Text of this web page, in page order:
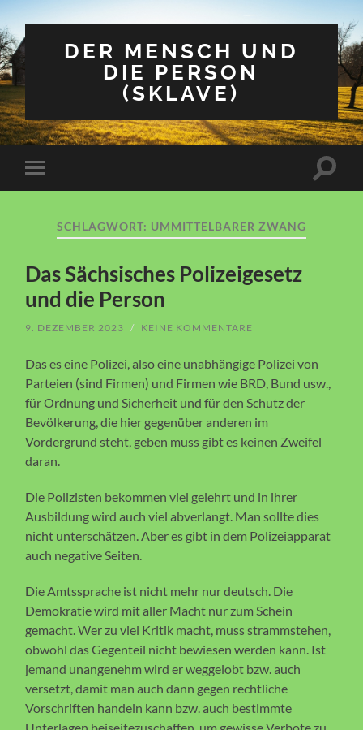
DER MENSCH UND
DIE PERSON
(SKLAVE)
Mobile-
Menü
SCHLAGWORT: UMMITTELBARER ZWANG
Das Sächsisches Polizeigesetz
und die Person
9. DEZEMBER 2023 / KEINE KOMMENTARE
Das es eine Polizei, also eine unabhängige Polizei von
Parteien (sind Firmen) und Firmen wie BRD, Bund usw.,
für Ordnung und Sicherheit und für den Schutz der
Bevölkerung, die hier gegenüber anderen im
Vordergrund steht, geben muss gibt es keinen Zweifel
daran.
Die Polizisten bekommen viel gelehrt und in ihrer
Ausbildung wird auch viel abverlangt. Man sollte dies
nicht unterschätzen. Aber es gibt in dem Polizeiapparat
auch negative Seiten.
Die Amtssprache ist nicht mehr nur deutsch. Die
Demokratie wird mit aller Macht nur zum Schein
gemacht. Wer zu viel Kritik macht, muss strammstehen,
obwohl das Gegenteil nicht bewiesen werden kann. Ist
jemand unangenehm wird er weggelobt bzw. auch
versetzt, damit man auch dann gegen rechtliche
Vorschriften handeln kann bzw. auch bestimmte